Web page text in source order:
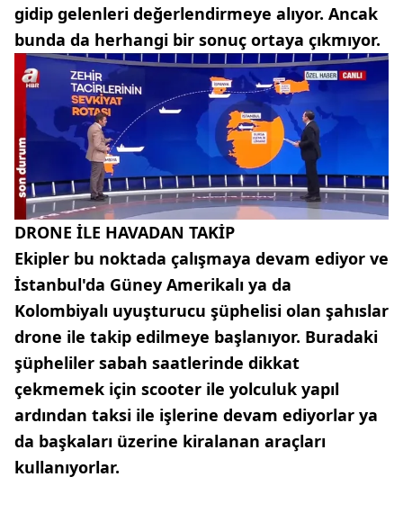
gidip gelenleri değerlendirmeye alıyor. Ancak
bunda da herhangi bir sonuç ortaya çıkmıyor.
DRONE İLE HAVADAN TAKİP
Ekipler bu noktada çalışmaya devam ediyor ve
İstanbul'da Güney Amerikalı ya da
Kolombiyalı uyuşturucu şüphelisi olan şahıslar
drone ile takip edilmeye başlanıyor. Buradaki
şüpheliler sabah saatlerinde dikkat
çekmemek için scooter ile yolculuk yapıl
ardından taksi ile işlerine devam ediyorlar ya
da başkaları üzerine kiralanan araçları
kullanıyorlar.